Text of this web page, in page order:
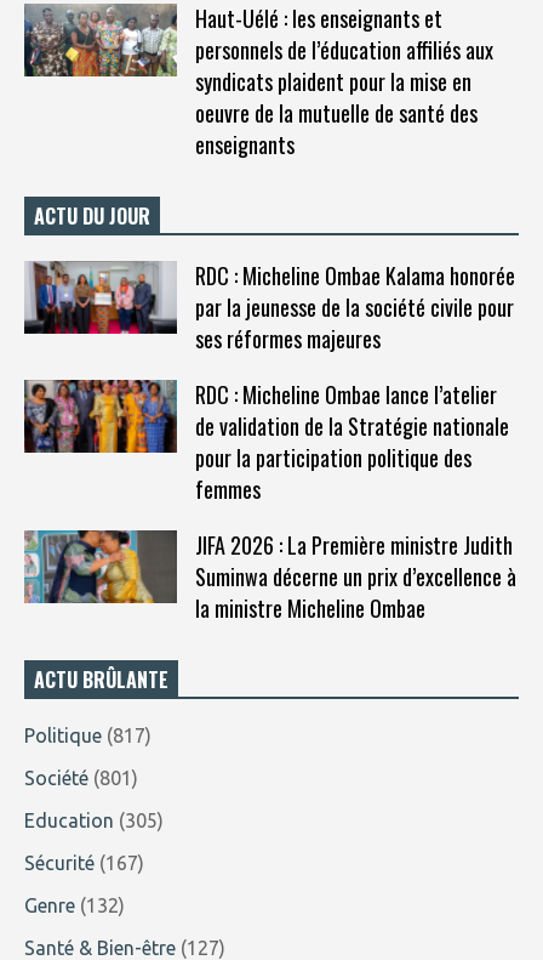
Haut-Uélé : les enseignants et
personnels de l’éducation affiliés aux
syndicats plaident pour la mise en
oeuvre de la mutuelle de santé des
enseignants
ACTU DU JOUR
RDC : Micheline Ombae Kalama honorée
par la jeunesse de la société civile pour
ses réformes majeures
RDC : Micheline Ombae lance l’atelier
de validation de la Stratégie nationale
pour la participation politique des
femmes
JIFA 2026 : La Première ministre Judith
Suminwa décerne un prix d’excellence à
la ministre Micheline Ombae
ACTU BRÛLANTE
Politique (817)
Société (801)
Education (305)
Sécurité (167)
Genre (132)
Santé & Bien-être (127)